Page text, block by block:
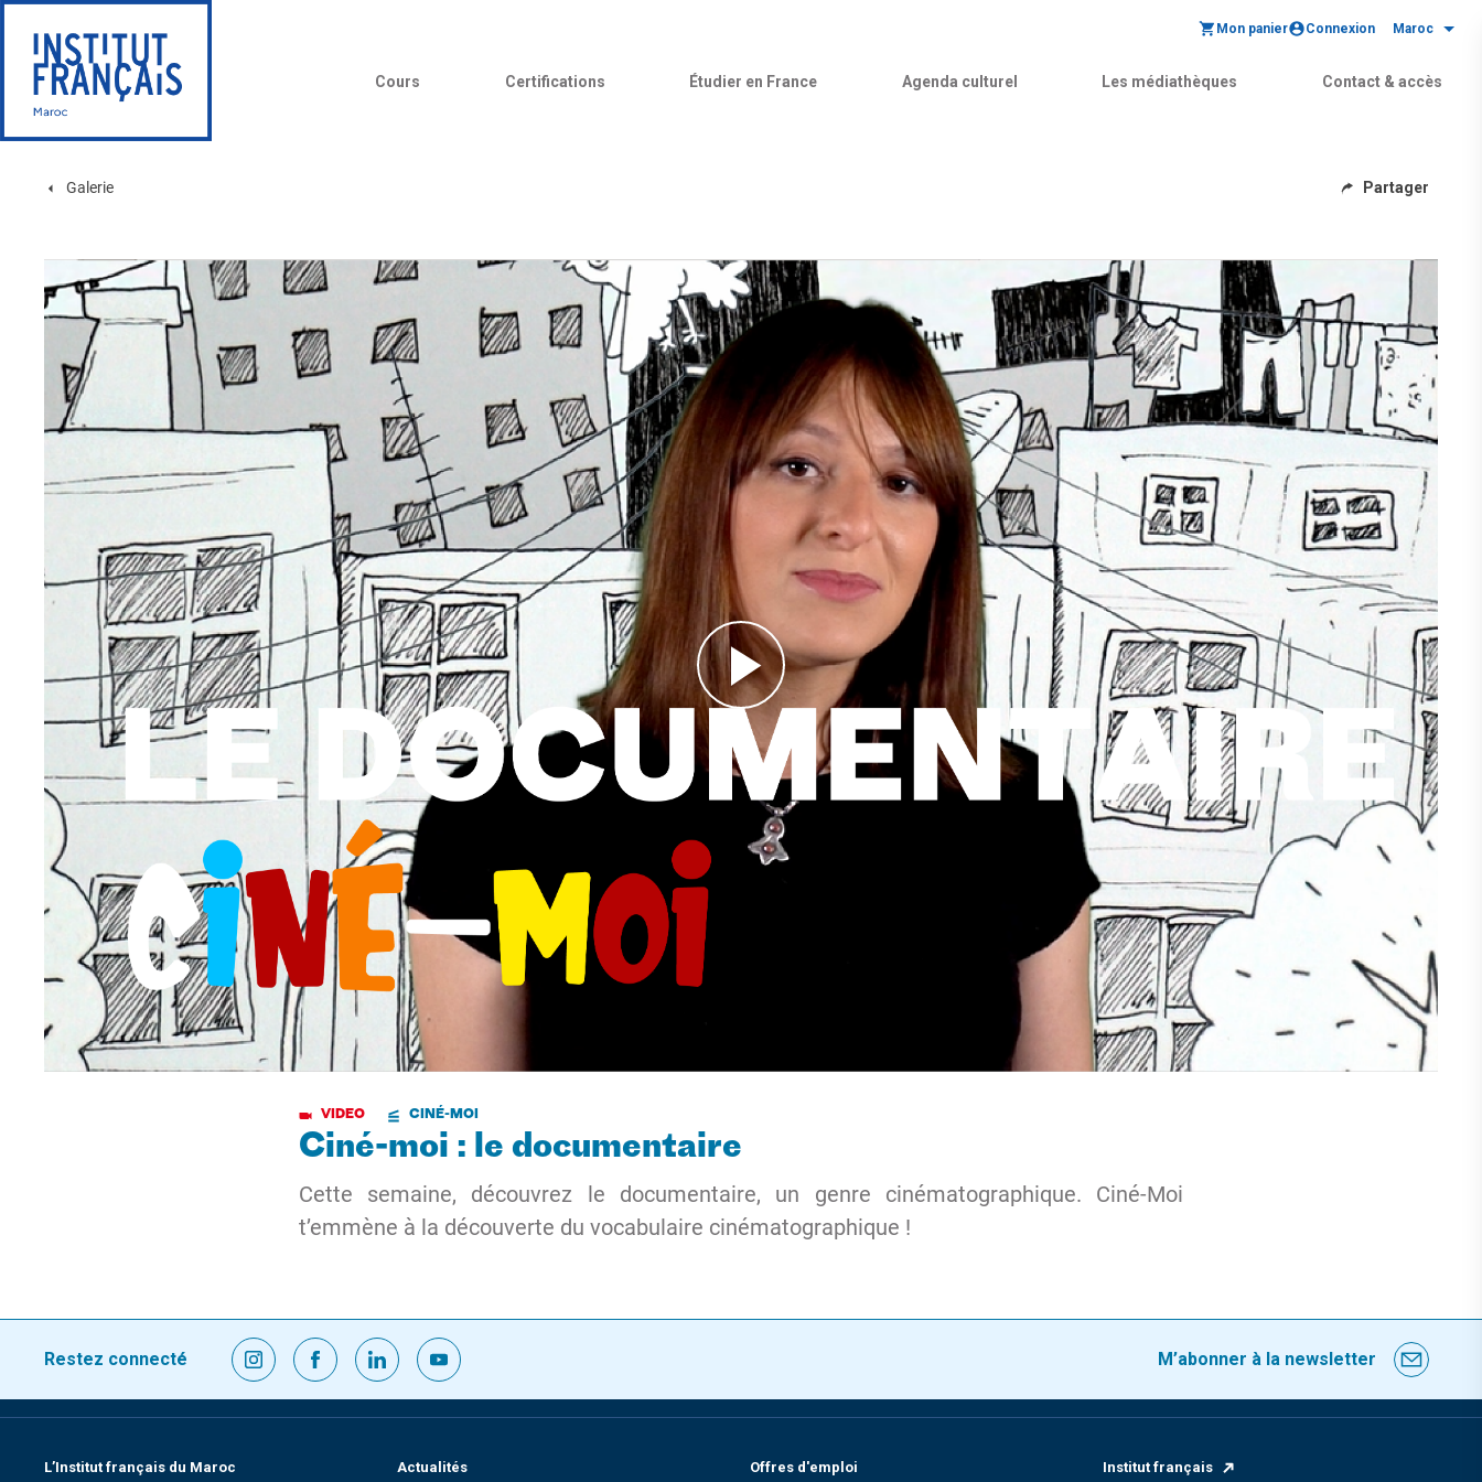
Mon panier Connexion Maroc
Cours Certifications Étudier en France Agenda culturel Les médiathèques Contact & accès
Galerie Partager
VIDEO CINÉ-MOI
Ciné-moi : le documentaire
Cette semaine, découvrez le documentaire, un genre cinématographique. Ciné-Moi
t’emmène à la découverte du vocabulaire cinématographique !
Restez connecté M’abonner à la newsletter
L’Institut français du Maroc Actualités Offres d'emploi Institut français